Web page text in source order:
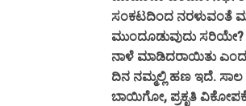
ಸಂಕಟದಿಂದ ನರಳುವಂತೆ
ಮುಂದೂಡುವುದು ಸರಿಯೇ?
ನಾಳೆ ಮಾಡಿದರಾಯಿತು
ದಿನ ನಮ್ಮಲ್ಲಿ ಹಣ ಇದೆ.
ಬಾಯಿಗೋ, ಪ್ರಕೃತಿ